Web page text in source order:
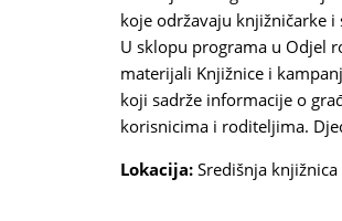
koje održavaju knjižničarke i
U sklopu programa u Odjel
materijali Knjižnice i
koji sadrže informacije o
korisnicima i roditeljima.
Lokacija: Središnja knjižnica